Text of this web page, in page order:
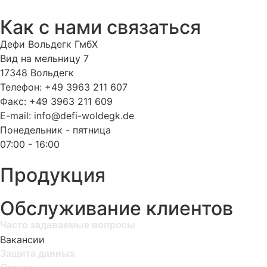
Как с нами связаться
Дефи Вольдегк ГмбХ
Вид на мельницу 7
17348 Вольдегк
Телефон: +49 3963 211 607
Факс: +49 3963 211 609
E-mail: info@defi-woldegk.de
Понедельник - пятница
07:00 - 16:00
Продукция
Обслуживание клиентов
Часто задаваемые вопросы
Вакансии
Защита данных